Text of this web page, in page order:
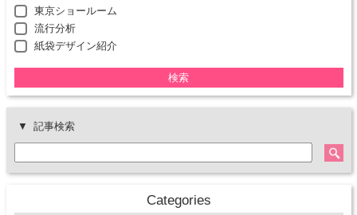
東京ショールーム
流行分析
紙袋デザイン紹介
検索
記事検索
Categories